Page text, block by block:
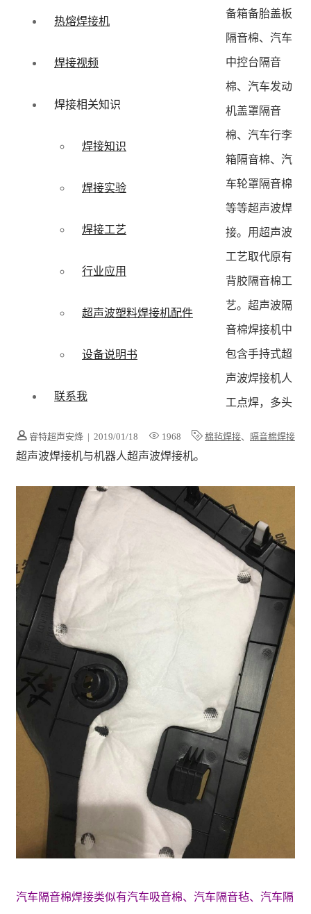
热熔焊接机
焊接视频
焊接相关知识
焊接知识
焊接实验
焊接工艺
行业应用
超声波塑料焊接机配件
设备说明书
联系我
睿特超声安烽 | 2019/01/18 1968 棉毡焊接、 隔音棉焊接
备箱备胎盖板
隔音棉、汽车
中控台隔音
棉、汽车发动
机盖罩隔音
棉、汽车行李
箱隔音棉、汽
车轮罩隔音棉
等等超声波焊
接。用超声波
工艺取代原有
背胶隔音棉工
艺。超声波隔
音棉焊接机中
包含手持式超
声波焊接机人
工点焊，多头
超声波焊接机与机器人超声波焊接机。
汽车隔音棉焊接类似有汽车吸音棉、汽车隔音毡、汽车隔